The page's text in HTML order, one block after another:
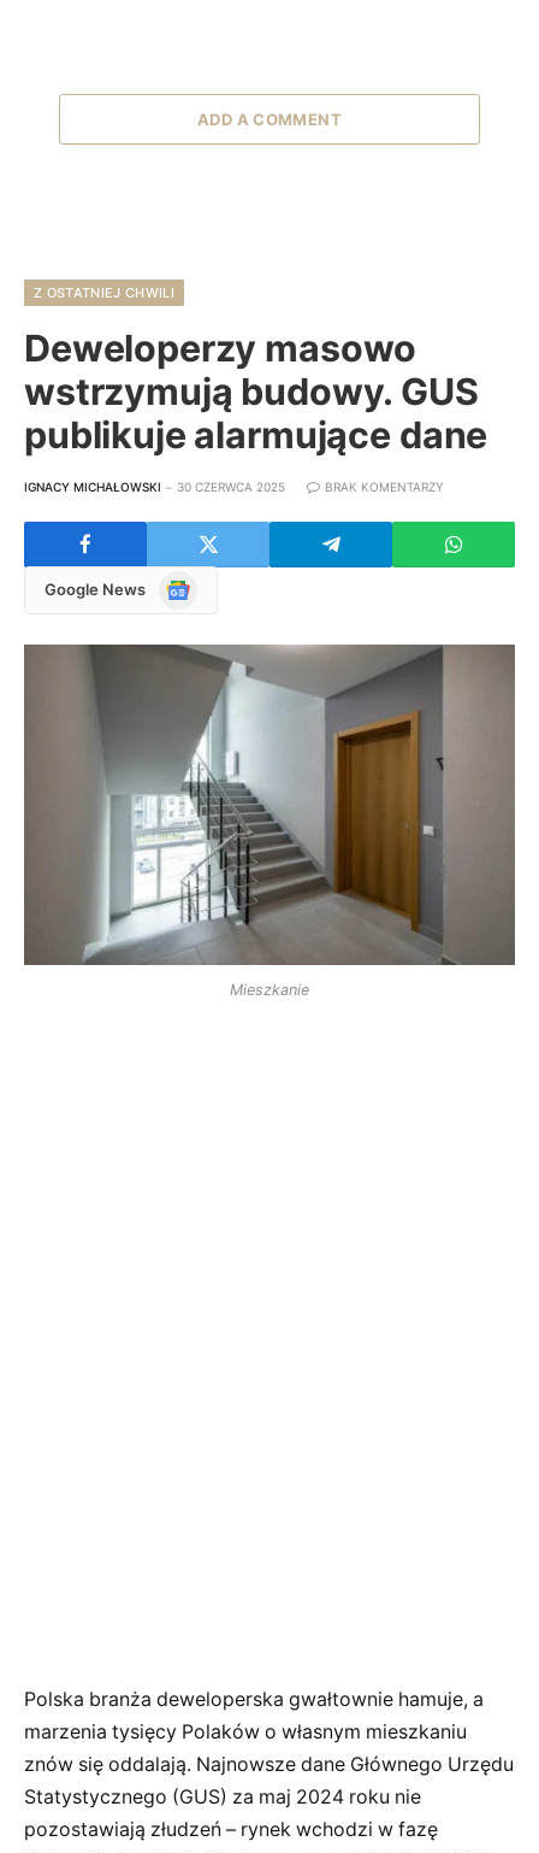
ADD A COMMENT
Z OSTATNIEJ CHWILI
Deweloperzy masowo
wstrzymują budowy. GUS
publikuje alarmujące dane
IGNACY MICHAŁOWSKI 30 CZERWCA 2025 BRAK KOMENTARZY
Google News
Google
Mieszkanie
Polska branża deweloperska gwałtownie hamuje, a
marzenia tysięcy Polaków o własnym mieszkaniu
znów się oddalają. Najnowsze dane Głównego Urzędu
Statystycznego (GUS) za maj 2024 roku nie
pozostawiają złudzeń – rynek wchodzi w fazę